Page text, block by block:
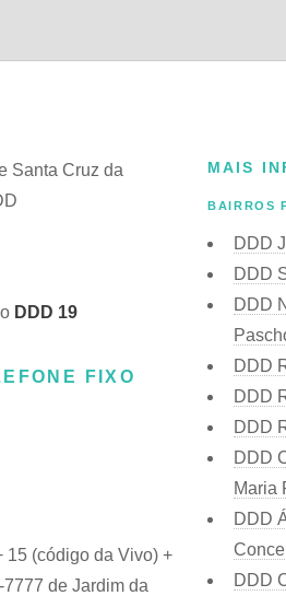
Santa Cruz da
DDD 19
FIXO
15 (código da Vivo) +
de Jardim da
MAIS
BAIRROS
DDD
DDD
DDD
DDD
DDD
DDD
DDD
Maria
DDD
DDD